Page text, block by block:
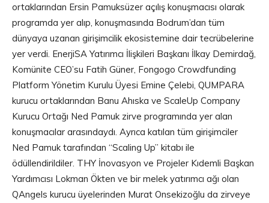
ortaklarından Ersin Pamuksüzer açılış konuşmacısı olarak
programda yer alıp, konuşmasında Bodrum’dan tüm
dünyaya uzanan girişimcilik ekosistemine dair tecrübelerine
yer verdi. EnerjiSA Yatırımcı İlişkileri Başkanı İlkay Demirdağ,
Komünite CEO’su Fatih Güner, Fongogo Crowdfunding
Platform Yönetim Kurulu Üyesi Emine Çelebi, QUMPARA
kurucu ortaklarından Banu Ahıska ve ScaleUp Company
Kurucu Ortağı Ned Pamuk zirve programında yer alan
konuşmacılar arasındaydı. Ayrıca katılan tüm girişimciler
Ned Pamuk tarafından “Scaling Up” kitabı ile
ödüllendirildiler. THY İnovasyon ve Projeler Kıdemli Başkan
Yardımcısı Lokman Ökten ve bir melek yatırımcı ağı olan
QAngels kurucu üyelerinden Murat Onsekizoğlu da zirveye